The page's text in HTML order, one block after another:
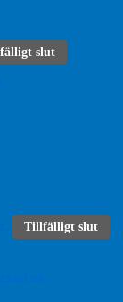
slut
Tillfälligt slut